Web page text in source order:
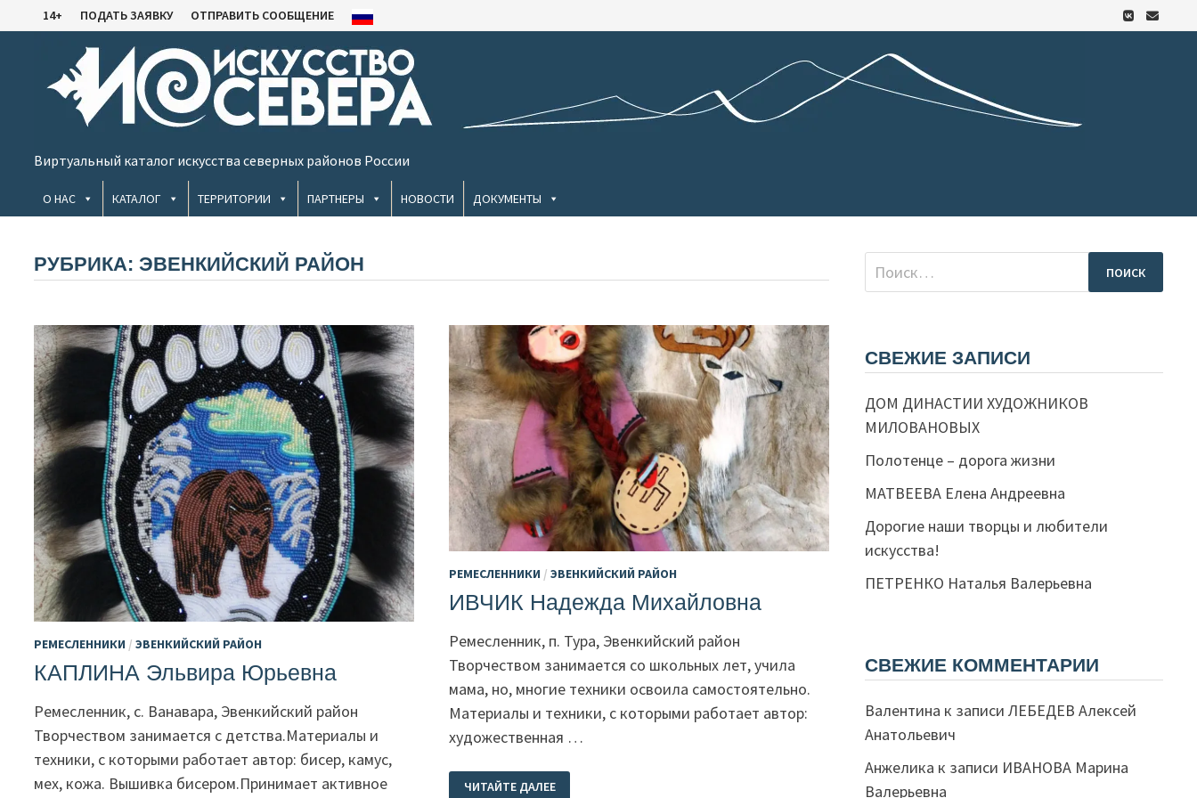
Перейти
к
содержимому
14+ ПОДАТЬ ЗАЯВКУ ОТПРАВИТЬ СООБЩЕНИЕ
Виртуальный каталог искусства северных районов России
О НАС КАТАЛОГ ТЕРРИТОРИИ ПАРТНЕРЫ НОВОСТИ ДОКУМЕНТЫ
РУБРИКА:ЭВЕНКИЙСКИЙ РАЙОН
РЕМЕСЛЕННИКИ /ЭВЕНКИЙСКИЙ РАЙОН
КАПЛИНА Эльвира Юрьевна
Ремесленник, с. Ванавара, Эвенкийский район
Творчеством занимается с детства.Материалы и
техники, с которыми работает автор: бисер, камус,
мех, кожа. Вышивка бисером.Принимает активное
РЕМЕСЛЕННИКИ / ЭВЕНКИЙСКИЙ РАЙОН
ИВЧИК Надежда Михайловна
Ремесленник, п. Тура, Эвенкийский район
Творчеством занимается со школьных лет, учила
мама, но, многие техники освоила самостоятельно.
Материалы и техники, с которыми работает автор:
художественная …
ИВЧИК
НАДЕЖДА
ЧИТАЙТЕ ДАЛЕЕ
Найти:
СВЕЖИЕ ЗАПИСИ
ДОМ ДИНАСТИИ ХУДОЖНИКОВ
МИЛОВАНОВЫХ
Полотенце – дорога жизни
МАТВЕЕВА Елена Андреевна
Дорогие наши творцы и любители
искусства!
ПЕТРЕНКО Наталья Валерьевна
СВЕЖИЕ КОММЕНТАРИИ
Валентина к записи ЛЕБЕДЕВ Алексей
Анатольевич
Анжелика к записи ИВАНОВА Марина
Валерьевна